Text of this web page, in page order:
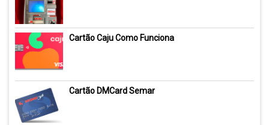
Cartão Caju Como Funciona
Cartão DMCard Semar